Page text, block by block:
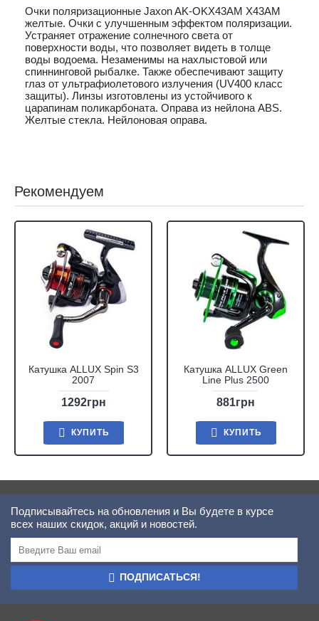
Очки поляризационные Jaxon AK-OKX43AM X43AM
желтые. Очки с улучшенным эффектом поляризации.
Устраняет отражение солнечного света от
поверхности воды, что позволяет видеть в толще
воды водоема. Незаменимы на нахлыстовой или
спиннинговой рыбалке. Также обеспечивают защиту
глаз от ультрафиолетового излучения (UV400 класс
защиты). Линзы изготовлены из устойчивого к
царапинам поликарбоната. Оправа из нейлона ABS.
Желтые стекла. Нейлоновая оправа.
Рекомендуем
Катушка ALLUX Spin S3
2007
1292грн
КУПИТЬ
Катушка ALLUX Green
Line Plus 2500
881грн
КУПИТЬ
Подписывайтесь на обновления и Вы будете в курсе
всех наших скидок, акций и новостей.
ПОДПИСАТЬСЯ!